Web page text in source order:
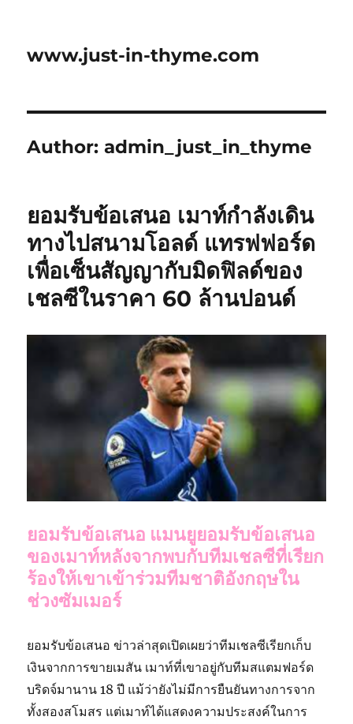
www.just-in-thyme.com
Author:admin_just_in_thyme
ยอมรับข้อเสนอ เมาท์กำลังเดิน
ทางไปสนามโอลด์ แทรฟฟอร์ด
เพื่อเซ็นสัญญากับมิดฟิลด์ของ
เชลซีในราคา 60 ล้านปอนด์
ยอมรับข้อเสนอ แมนยูยอมรับข้อเสนอ
ของเมาท์หลังจากพบกับทีมเชลซีที่เรียก
ร้องให้เขาเข้าร่วมทีมชาติอังกฤษใน
ช่วงซัมเมอร์
ยอมรับข้อเสนอ ข่าวล่าสุดเปิดเผยว่าทีมเชลซีเรียกเก็บ
เงินจากการขายเมสัน เมาท์ที่เขาอยู่กับทีมสแตมฟอร์ด
บริดจ์มานาน 18 ปี แม้ว่ายังไม่มีการยืนยันทางการจาก
ทั้งสองสโมสร แต่เมาท์ได้แสดงความประสงค์ในการ